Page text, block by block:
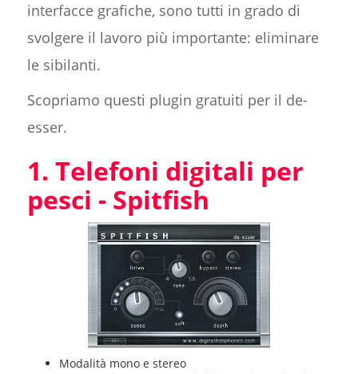
interfacce grafiche, sono tutti in grado di
svolgere il lavoro più importante: eliminare
le sibilanti.
Scopriamo questi plugin gratuiti per il de-
esser.
1. Telefoni digitali per
pesci - Spitfish
Modalità mono e stereo